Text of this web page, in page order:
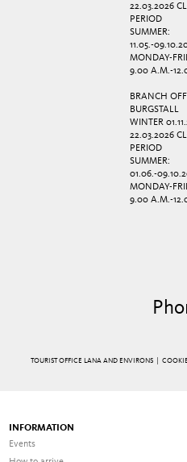
22.03.2026
PERIOD
SUMMER:
11.05.-
MONDAY-
9.00 A.M.-
BRANCH
BURGSTALL
WINTER
22.03.2026
PERIOD
SUMMER:
01.06.-
MONDAY-
9.00 A.M.-
TOURIST OFFICE LANA AND ENVIRONS |
INFORMATION
Events